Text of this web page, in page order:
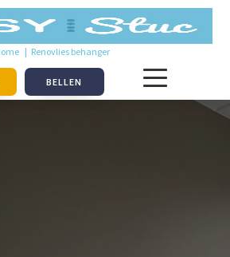
Renovlies behanger
BELLEN